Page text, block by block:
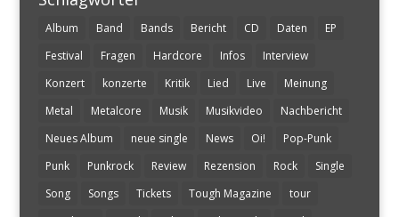
Album Band Bands Bericht CD Daten
EP
Festival
Fragen Hardcore Infos
Interview
Konzert
konzerte Kritik Lied Live
Meinung
Metal
Metalcore Musik Musikvideo
Nachbericht
Neues Album
neue single News Oi!
Pop-Punk
Punk
Punkrock Review Rezension Rock
Single
Song
Songs Tickets Tough Magazine
tour